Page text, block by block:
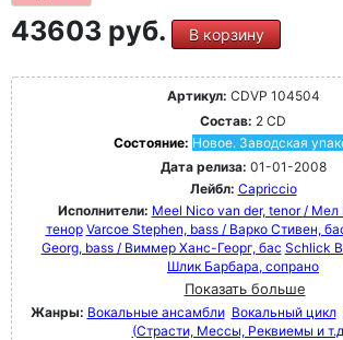
43603 руб. В корзину
Артикул: CDVP 104504
Состав: 2 CD
Состояние: Новое. Заводская
Дата релиза: 01-01-2008
Лейбл: Capriccio
Исполнители: Meel Nico van der, tenor / Мел
тенор Varcoe Stephen, bass / Варко Стивен,
Georg, bass / Виммер Ханс-Георг, бас Schlick
Шлик Барбара, сопрано
Показать больше
Жанры: Вокальные ансамбли Вокальный цикл
(Страсти, Мессы, Реквиемы и